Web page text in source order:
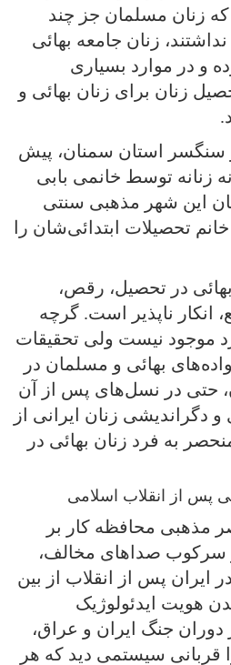
که زنان مسلمان جز چند
زنان جامعه بهائی
و در موارد بسیاری
زنان برای زنان بهائی و
سنگسر استان سمنان، پیش
زنانه توسط خانمی بابی
این شهر مذهبی‌ سنتی‌
تحصیلات ابتدائی‌شان را
در تحصیل، رقص،
انکار ناپذیر است. گرچه
موجود نیست ولی‌ تحقیقات
بهائی و مسلمان در
حتی در نسل‌های پس از آن
و دگراندیشی‌ زنان ایرانی‌ از
به فرد زنان بهائی در
پس از انقلاب اسلامی
مذهبی محافظه کار بر
سرکوب صداهای مخالف،
ایران پس از انقلاب از بین
هویت ایدئولوژیک
جنگ ایران و عراق،
قربانی سیستمی دید که هر